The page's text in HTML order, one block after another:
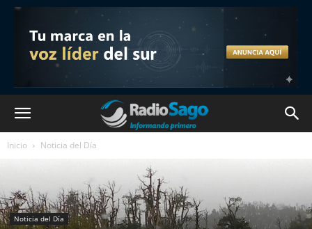
Inicio Noticia del Día
Noticia del Día